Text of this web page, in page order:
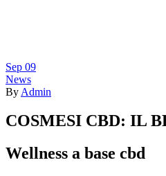
Sep 09
News
By Admin
COSMESI CBD: IL
Wellness a base cbd